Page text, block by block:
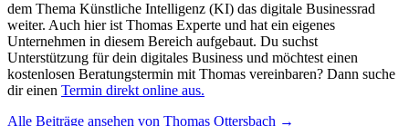
dem Thema Künstliche Intelligenz (KI) das digitale Businessrad
weiter. Auch hier ist Thomas Experte und hat ein eigenes
Unternehmen in diesem Bereich aufgebaut. Du suchst
Unterstützung für dein digitales Business und möchtest einen
kostenlosen Beratungstermin mit Thomas vereinbaren? Dann suche
dir einen Termin direkt online aus.
Alle Beiträge ansehen von Thomas Ottersbach →